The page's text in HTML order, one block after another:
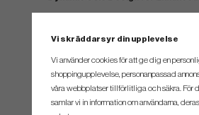
the turf and promotes consistent
Vi skräddarsyr din upplevelse
Vi använder cookies för att ge dig en
shoppingupplevelse, personanpassad
våra webbplatser tillförlitliga och säkra. För
samlar vi in information om användarna,